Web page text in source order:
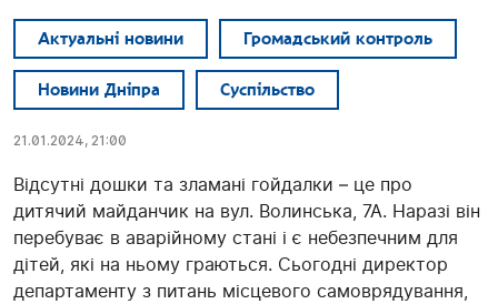
Актуальні новини Громадський контроль
Новини Дніпра Суспільство
21.01.2024, 21:00
Відсутні дошки та зламані гойдалки – це про
дитячий майданчик на вул. Волинська, 7А. Наразі він
перебуває в аварійному стані і є небезпечним для
дітей, які на ньому граються. Сьогодні директор
департаменту з питань місцевого самоврядування,